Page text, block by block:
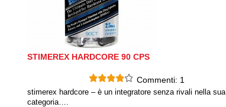
STIMEREX HARDCORE 90 CPS
Commenti: 1
stimerex hardcore – è un integratore senza rivali nella sua
categoria….